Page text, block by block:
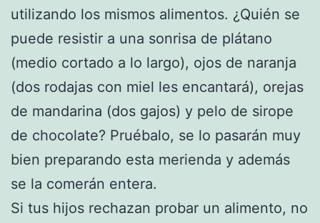
utilizando los mismos alimentos. ¿Quién se
puede resistir a una sonrisa de plátano
(medio cortado a lo largo), ojos de naranja
(dos rodajas con miel les encantará), orejas
de mandarina (dos gajos) y pelo de sirope
de chocolate? Pruébalo, se lo pasarán muy
bien preparando esta merienda y además
se la comerán entera.
Si tus hijos rechazan probar un alimento, no